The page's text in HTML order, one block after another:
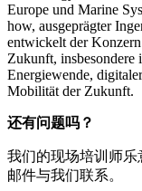
Europe und Marine
how, ausgeprägter
entwickelt der
Zukunft, insbesondere
Energiewende,
Mobilität der Zukunft.
还有问题吗？
我们的现场培训师
邮件与我们联系。